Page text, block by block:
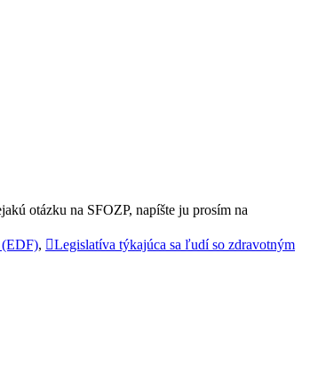
otázku na SFOZP, napíšte ju prosím na
(EDF),
Legislatíva týkajúca sa ľudí so zdravotným